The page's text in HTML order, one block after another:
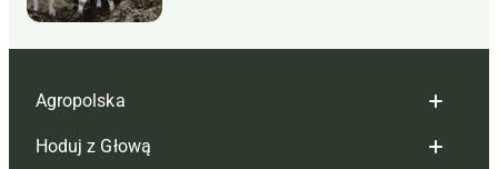
Agropolska
Redakcja
Hoduj z Głową